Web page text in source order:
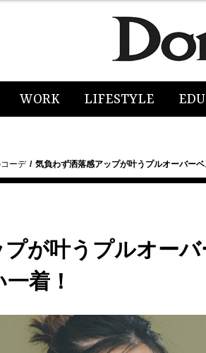
WORK LIFESTYLE
ーデ 気負わず洒落感アップが叶うプルオーバー
が叶うプルオー
着！